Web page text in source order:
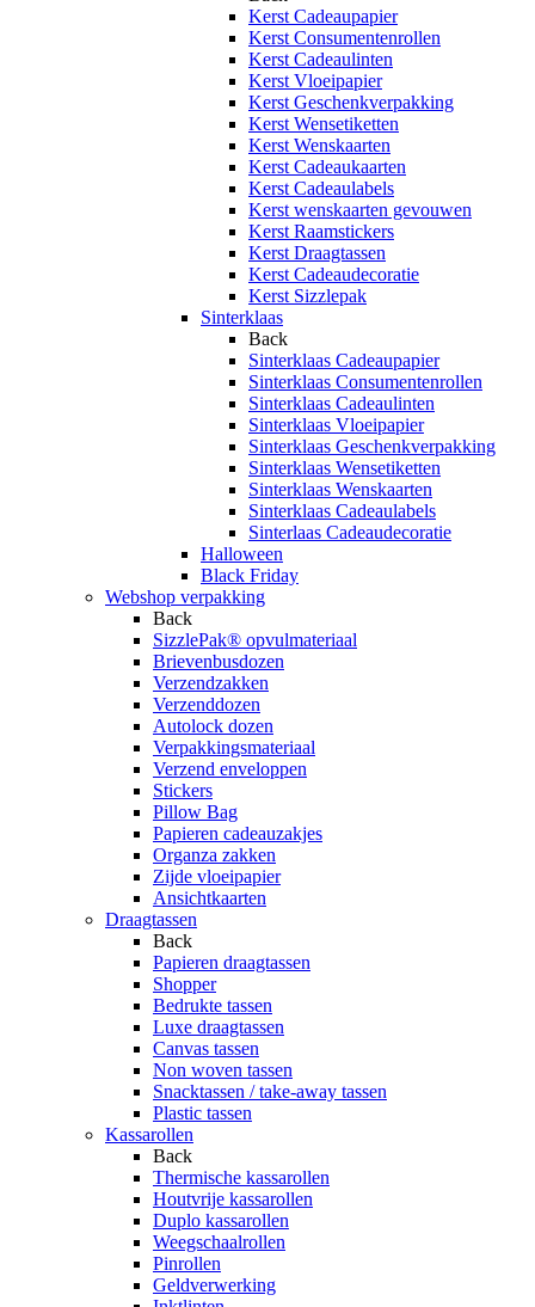
Kerst Cadeaupapier
Kerst Consumentenrollen
Kerst Cadeaulinten
Kerst Vloeipapier
Kerst Geschenkverpakking
Kerst Wensetiketten
Kerst Wenskaarten
Kerst Cadeaukaarten
Kerst Cadeaulabels
Kerst wenskaarten gevouwen
Kerst Raamstickers
Kerst Draagtassen
Kerst Cadeaudecoratie
Kerst Sizzlepak
Sinterklaas
Back
Sinterklaas Cadeaupapier
Sinterklaas Consumentenrollen
Sinterklaas Cadeaulinten
Sinterklaas Vloeipapier
Sinterklaas Geschenkverpakking
Sinterklaas Wensetiketten
Sinterklaas Wenskaarten
Sinterklaas Cadeaulabels
Sinterlaas Cadeaudecoratie
Halloween
Black Friday
Webshop verpakking
Back
SizzlePak® opvulmateriaal
Brievenbusdozen
Verzendzakken
Verzenddozen
Autolock dozen
Verpakkingsmateriaal
Verzend enveloppen
Stickers
Pillow Bag
Papieren cadeauzakjes
Organza zakken
Zijde vloeipapier
Ansichtkaarten
Draagtassen
Back
Papieren draagtassen
Shopper
Bedrukte tassen
Luxe draagtassen
Canvas tassen
Non woven tassen
Snacktassen / take-away tassen
Plastic tassen
Kassarollen
Back
Thermische kassarollen
Houtvrije kassarollen
Duplo kassarollen
Weegschaalrollen
Pinrollen
Geldverwerking